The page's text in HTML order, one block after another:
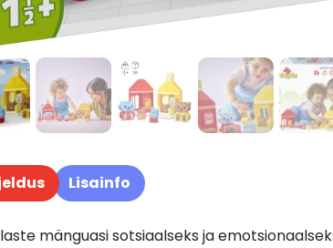
Lisainfo
mänguasi sotsiaalseks ja